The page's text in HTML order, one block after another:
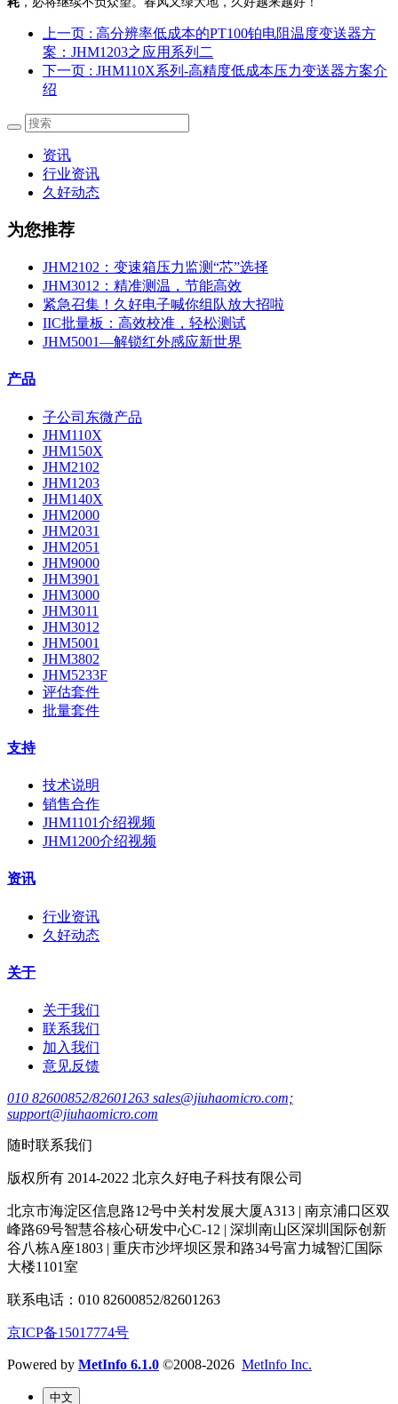
上一页 : 高分辨率低成本的PT100铂电阻温度变送器方
案：JHM1203之应用系列二
下一页 : JHM110X系列-高精度低成本压力变送器方案介
绍
资讯
行业资讯
久好动态
为您推荐
JHM2102：变速箱压力监测“芯”选择
JHM3012：精准测温，节能高效
紧急召集！久好电子喊你组队放大招啦
IIC批量板：高效校准，轻松测试
JHM5001—解锁红外感应新世界
产品
子公司东微产品
JHM110X
JHM150X
JHM2102
JHM1203
JHM140X
JHM2000
JHM2031
JHM2051
JHM9000
JHM3901
JHM3000
JHM3011
JHM3012
JHM5001
JHM3802
JHM5233F
评估套件
批量套件
支持
技术说明
销售合作
JHM1101介绍视频
JHM1200介绍视频
资讯
行业资讯
久好动态
关于
关于我们
联系我们
加入我们
意见反馈
010 82600852/82601263 sales@jiuhaomicro.com;
support@jiuhaomicro.com
随时联系我们
版权所有 2014-2022 北京久好电子科技有限公司
北京市海淀区信息路12号中关村发展大厦A313 | 南京浦口区双
峰路69号智慧谷核心研发中心C-12 | 深圳南山区深圳国际创新
谷八栋A座1803 | 重庆市沙坪坝区景和路34号富力城智汇国际
大楼1101室
联系电话：010 82600852/82601263
京ICP备15017774号
Powered by MetInfo 6.1.0 ©2008-2026 MetInfo Inc.
中文